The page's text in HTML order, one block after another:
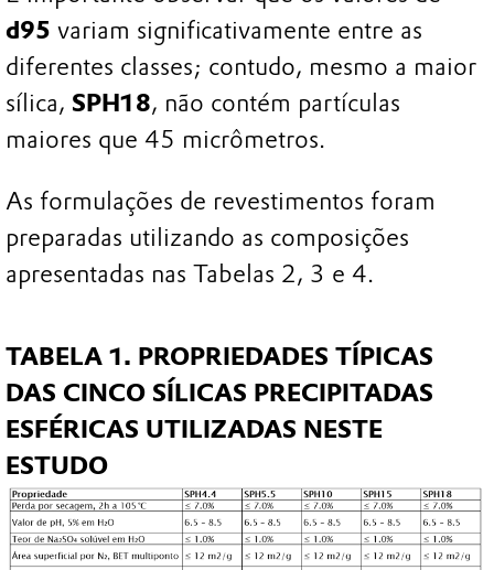
d95 variam significativamente entre as
diferentes classes; contudo, mesmo a maior
sílica, SPH18, não contém partículas
maiores que 45 micrômetros.
As formulações de revestimentos foram
preparadas utilizando as composições
apresentadas nas Tabelas 2, 3 e 4.
TABELA 1. PROPRIEDADES TÍPICAS
DAS CINCO SÍLICAS PRECIPITADAS
ESFÉRICAS UTILIZADAS NESTE
ESTUDO